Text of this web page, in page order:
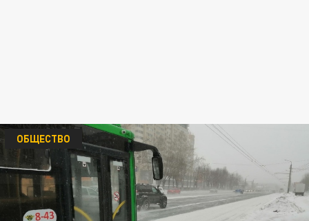
ОБЩЕСТВО